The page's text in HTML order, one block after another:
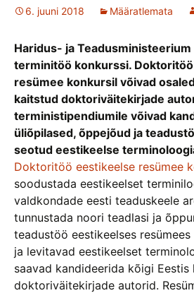
6. juuni 2018 Määratlemata
Haridus- ja
terminitöö konkurssi.
resümee konkursil võivad
kaitstud doktoriväitekirjade
terministipendiumile võivad
üliõpilased, õppejõud ja
seotud eestikeelse
Doktoritöö eestikeelse resümee
soodustada eestikeelset
valdkondade eesti teaduskeele
tunnustada noori teadlasi ja
teadustöö eestikeelses
ja levitavad eestikeelset
saavad kandideerida kõigi Eestis
doktoriväitekirjade autorid.